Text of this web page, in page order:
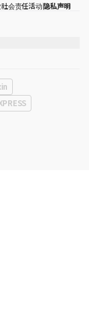
会责任活动隐私声明
洞， coex)